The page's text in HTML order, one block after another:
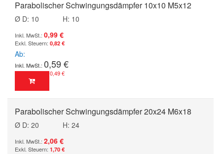
Parabolischer Schwingungsdämpfer 10x10 M5x12
Ø D: 10
H: 10
0,99 €
0,82 €
Ab
0,59 €
0,49 €
Parabolischer Schwingungsdämpfer 20x24 M6x18
Ø D: 20
H: 24
2,06 €
1,70 €